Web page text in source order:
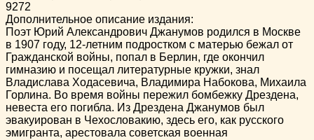
9272
Дополнительное описание издания:
Поэт Юрий Александрович Джанумов родился в Москве
в 1907 году, 12-летним подростком с матерью бежал от
Гражданской войны, попал в Берлин, где окончил
гимназию и посещал литературные кружки, знал
Владислава Ходасевича, Владимира Набокова, Михаила
Горлина. Во время войны пережил бомбежку Дрездена,
невеста его погибла. Из Дрездена Джанумов был
эвакуирован в Чехословакию, здесь его, как русского
эмигранта, арестовала советская военная